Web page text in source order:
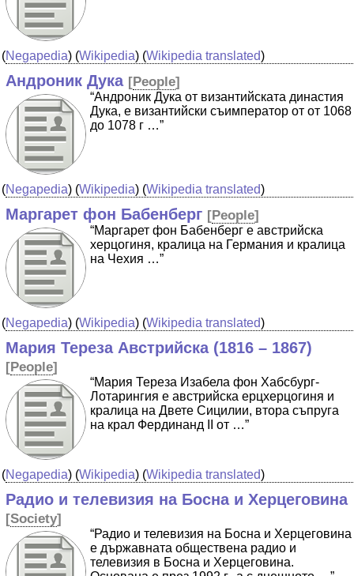
(Negapedia) (Wikipedia) (Wikipedia translated)
Андроник Дука [People]
“Андроник Дука от византийската династия
Дука, е византийски съимператор от от 1068
до 1078 г …”
(Negapedia) (Wikipedia) (Wikipedia translated)
Маргарет фон Бабенберг [People]
“Маргарет фон Бабенберг е австрийска
херцогиня, кралица на Германия и кралица
на Чехия …”
(Negapedia) (Wikipedia) (Wikipedia translated)
Мария Тереза Австрийска (1816 – 1867)
[People]
“Мария Тереза Изабела фон Хабсбург-
Лотарингия е австрийска ерцхерцогиня и
кралица на Двете Сицилии, втора съпруга
на крал Фердинанд II от …”
(Negapedia) (Wikipedia) (Wikipedia translated)
Радио и телевизия на Босна и Херцеговина
[Society]
“Радио и телевизия на Босна и Херцеговина
е държавната обществена радио и
телевизия в Босна и Херцеговина.